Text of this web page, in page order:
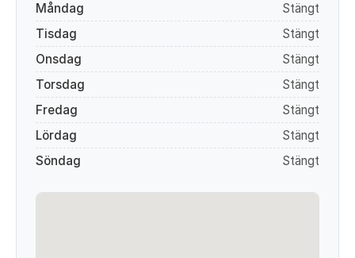
Måndag
Stängt
Tisdag
Stängt
Onsdag
Stängt
Torsdag
Stängt
Fredag
Stängt
Lördag
Stängt
Söndag
Stängt